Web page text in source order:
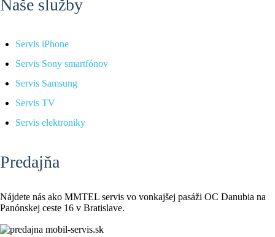
Naše služby
Servis iPhone
Servis Sony smartfónov
Servis Samsung
Servis TV
Servis elektroniky
Predajňa
Nájdete nás ako MMTEL servis vo vonkajšej pasáži OC Danubia na
Panónskej ceste 16 v Bratislave.